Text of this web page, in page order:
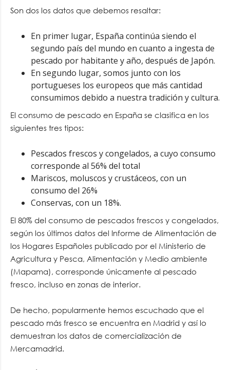
Son dos los datos que debemos resaltar:
En primer lugar, España continúa siendo el
segundo país del mundo en cuanto a ingesta de
pescado por habitante y año, después de Japón.
En segundo lugar, somos junto con los
portugueses los europeos que más cantidad
consumimos debido a nuestra tradición y cultura.
El consumo de pescado en España se clasifica en los
siguientes tres tipos:
Pescados frescos y congelados, a cuyo consumo
corresponde al 56% del total
Mariscos, moluscos y crustáceos, con un
consumo del 26%
Conservas, con un 18%.
El 80% del consumo de pescados frescos y congelados,
según los últimos datos del Informe de Alimentación de
los Hogares Españoles publicado por el Ministerio de
Agricultura y Pesca, Alimentación y Medio ambiente
(Mapama), corresponde únicamente al pescado
fresco, incluso en zonas de interior.
De hecho, popularmente hemos escuchado que el
pescado más fresco se encuentra en Madrid y así lo
demuestran los datos de comercialización de
Mercamadrid.